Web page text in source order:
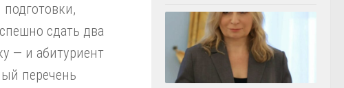
сдать два
— и абитуриент
перечень